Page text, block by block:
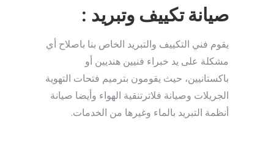
صيانة تكييف وتبريد :
يقوم فني التكييف والتبريد الخاص بنا باصلاح أي
مشكلة على يد خبراء فنيين هنديين أو
باكستانيين، حيث يقومون بترميم فتحات التهوية
الجريلات وصيانة فلاترتنقية الهواء وأيضا صيانة
أنظمة التبريد بالماء وغيرها من الخدمات.